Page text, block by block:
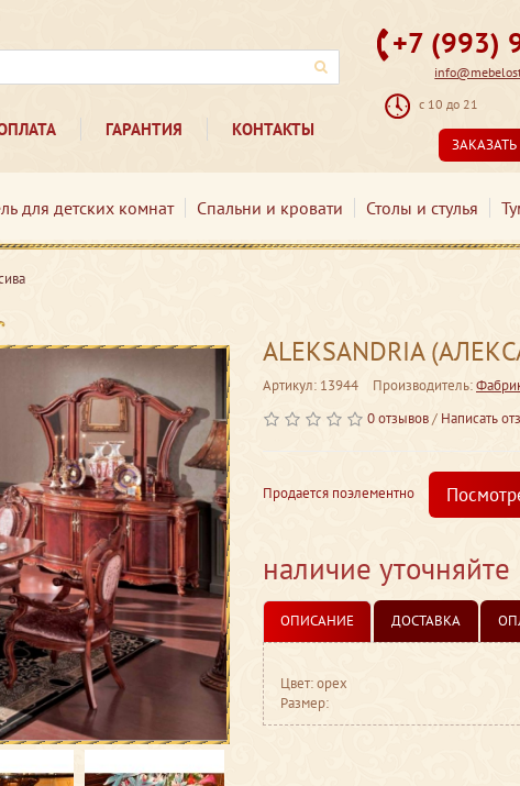
ГАРАНТИЯ КОНТАКТЫ
+7 (993)
с 10 до 21
для детских комнат Спальни и кровати Столы и стулья
ALEKSANDRIA
Артикул: 13944 Производитель:
0 отзывов/ Написать
Продается поэлементно
наличие уточняйте
ОПИСАНИЕ ДОСТАВКА
Цвет: орех
Размер: